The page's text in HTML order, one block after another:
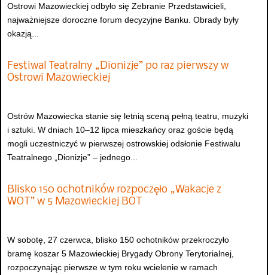
Ostrowi Mazowieckiej odbyło się Zebranie Przedstawicieli,
najważniejsze doroczne forum decyzyjne Banku. Obrady były
okazją...
Festiwal Teatralny „Dionizje” po raz pierwszy w
Ostrowi Mazowieckiej
Ostrów Mazowiecka stanie się letnią sceną pełną teatru, muzyki
i sztuki. W dniach 10–12 lipca mieszkańcy oraz goście będą
mogli uczestniczyć w pierwszej ostrowskiej odsłonie Festiwalu
Teatralnego „Dionizje” – jednego...
Blisko 150 ochotników rozpoczęło „Wakacje z
WOT” w 5 Mazowieckiej BOT
W sobotę, 27 czerwca, blisko 150 ochotników przekroczyło
bramę koszar 5 Mazowieckiej Brygady Obrony Terytorialnej,
rozpoczynając pierwsze w tym roku wcielenie w ramach